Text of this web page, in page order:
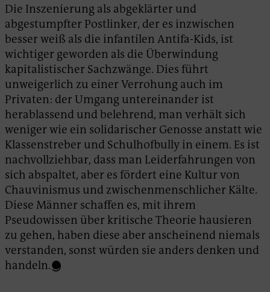
Die Inszenierung als abgeklärter und
abgestumpfter Postlinker, der es inzwischen
besser weiß als die infantilen Antifa-Kids, ist
wichtiger geworden als die Überwindung
kapitalistischer Sachzwänge. Dies führt
unweigerlich zu einer Verrohung auch im
Privaten: der Umgang untereinander ist
herablassend und belehrend, man verhält sich
weniger wie ein solidarischer Genosse anstatt wie
Klassenstreber und Schulhofbully in einem. Es ist
nachvollziehbar, dass man Leiderfahrungen von
sich abspaltet, aber es fördert eine Kultur von
Chauvinismus und zwischenmenschlicher Kälte.
Diese Männer schaffen es, mit ihrem
Pseudowissen über kritische Theorie hausieren
zu gehen, haben diese aber anscheinend niemals
verstanden, sonst würden sie anders denken und
handeln.